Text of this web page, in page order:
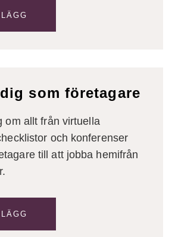
som företagare
om allt från virtuella
och konferenser
till att jobba hemifrån